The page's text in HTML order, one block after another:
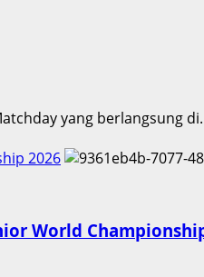
yang berlangsung
2026
World